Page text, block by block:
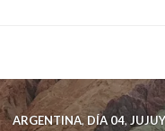
ARGENTINA,DÍA 04,JUJUY